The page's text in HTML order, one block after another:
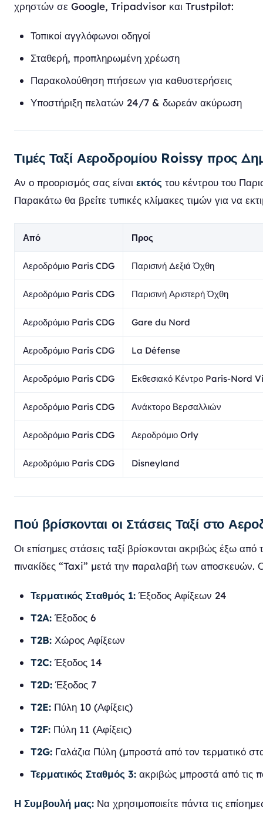
χρηστών σε Google, Tripadvisor και Trustpilot:
Τοπικοί αγγλόφωνοι οδηγοί
Σταθερή, προπληρωμένη χρέωση
Παρακολούθηση πτήσεων για καθυστερήσεις
Υποστήριξη πελατών 24/7 & δωρεάν ακύρωση
Τιμές Ταξί Αεροδρομίου Roissy προς
Αν ο προορισμός σας είναι εκτός του κέντρου του
Παρακάτω θα βρείτε τυπικές κλίμακες τιμών για να
Από Προς
Αεροδρόμιο Paris CDG Παρισινή Δεξιά Όχθη
Αεροδρόμιο Paris CDG Παρισινή Αριστερή Όχθη
Αεροδρόμιο Paris CDG Gare du Nord
Αεροδρόμιο Paris CDG La Défense
Αεροδρόμιο Paris CDG Εκθεσιακό Κέντρο Paris-Nord
Αεροδρόμιο Paris CDG Ανάκτορο Βερσαλλιών
Αεροδρόμιο Paris CDG Αεροδρόμιο Orly
Αεροδρόμιο Paris CDG Disneyland
Πού βρίσκονται οι Στάσεις Ταξί στο
Οι επίσημες στάσεις ταξί βρίσκονται ακριβώς έξω από
πινακίδες “Taxi” μετά την παραλαβή των αποσκευών.
Τερματικός Σταθμός 1: Έξοδος Αφίξεων 24
T2A: Έξοδος 6
T2B: Χώρος Αφίξεων
T2C: Έξοδος 14
T2D: Έξοδος 7
T2E: Πύλη 10 (Αφίξεις)
T2F: Πύλη 11 (Αφίξεις)
T2G: Γαλάζια Πύλη (μπροστά από τον τερματικό
Τερματικός Σταθμός 3: ακριβώς μπροστά από τις
Η Συμβουλή μας: Να χρησιμοποιείτε πάντα τις